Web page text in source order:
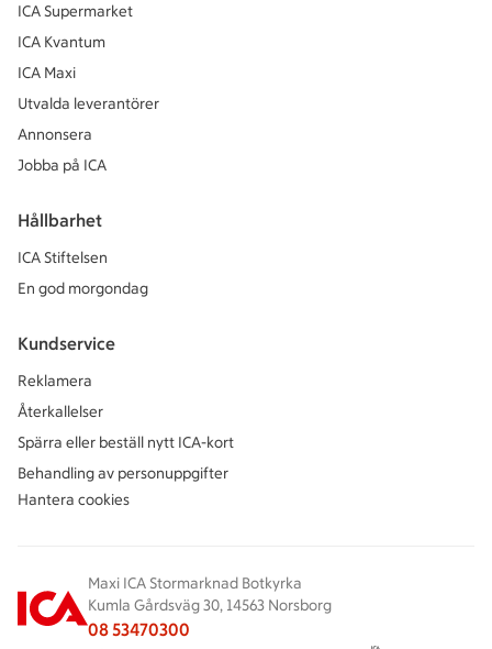
ICA Supermarket
ICA Kvantum
ICA Maxi
Utvalda leverantörer
Annonsera
Jobba på ICA
Hållbarhet
ICA Stiftelsen
En god morgondag
Kundservice
Reklamera
Återkallelser
Spärra eller beställ nytt ICA-kort
Behandling av personuppgifter
Hantera cookies
Maxi ICA Stormarknad Botkyrka
Kumla Gårdsväg 30, 14563 Norsborg
08 53470300